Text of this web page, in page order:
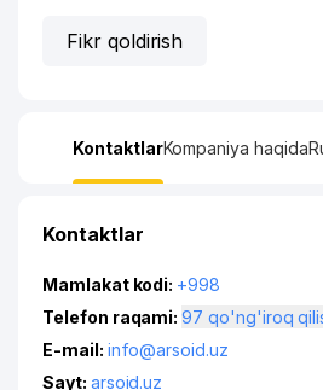
Fikr qoldirish
KontaktlarKompaniya haqida
Kontaktlar
Mamlakat kodi: +998
Telefon raqami:
97 qo'ng'iroq
E-mail: info@arsoid.uz
Sayt: arsoid.uz